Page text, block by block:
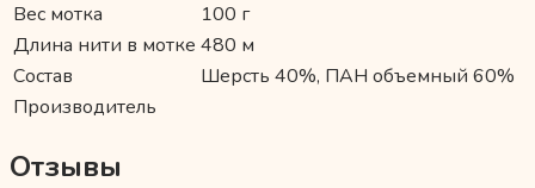
Вес мотка
100 г
Длина нити в мотке 480 м
Состав
Шерсть 40%, ПАН объемный 60%
Производитель
Отзывы